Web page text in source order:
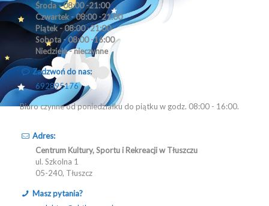
Środa - 08:00 -21:00
Czwartek - 08:00 -21:00
Piątek - 08:00 -21:00
Sobota - 08:00 -16:00
Niedziela - nieczynne
Zadzwoń do nas:
692895176
Biuro czynne od poniedziałku do piątku w godz. 08:00 - 16:00.
Adres:
Centrum Kultury, Sportu i Rekreacji w Tłuszczu
ul. Szkolna 1
05-240, Tłuszcz
Masz pytania?